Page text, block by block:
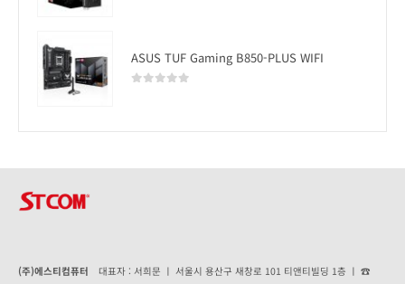
ASUS TUF Gaming B850-PLUS WIFI
(주)에스티컴퓨터 대표자 : 서희문 ㅣ 서울시 용산구 새창로 101 티앤티빌딩 1층 ㅣ ☎